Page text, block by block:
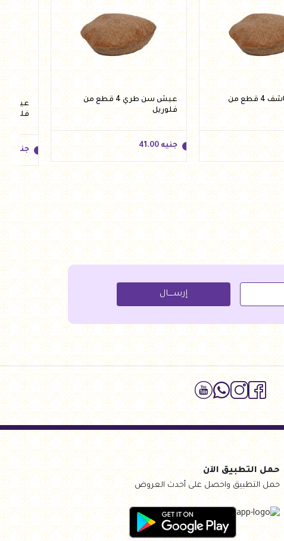
عيش سن ناشف 4 قطع من
أضف للسلة
عيش سن طري 4 قطع من
فلوريل
جنيه 41.00
جنيه 41.00
أضف للسلة
فلوريل
جنيه
جنيه
إرســــال
حمل التطبيق الآن
حمل التطبيق واحصل على أحدث العروض